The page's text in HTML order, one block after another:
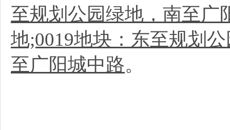
至规划公园绿地，南至广
地;0019地块：东至规划
至广阳城中路。